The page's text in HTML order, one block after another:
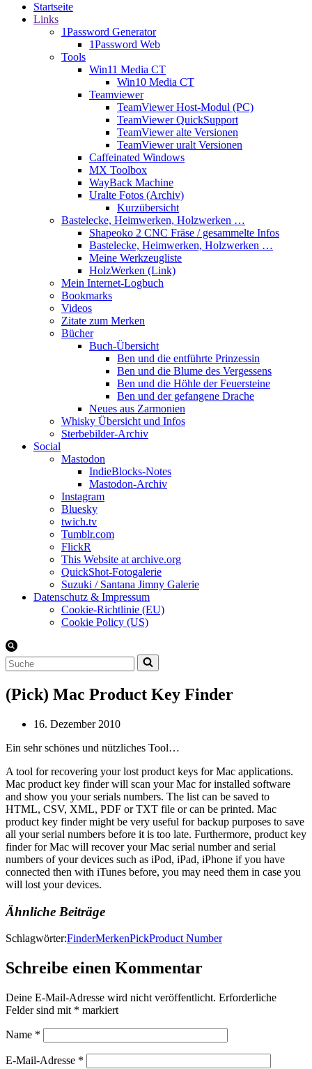
Startseite
Links
1Password Generator
1Password Web
Tools
Win11 Media CT
Win10 Media CT
Teamviewer
TeamViewer Host-Modul (PC)
TeamViewer QuickSupport
TeamViewer alte Versionen
TeamViewer uralt Versionen
Caffeinated Windows
MX Toolbox
WayBack Machine
Uralte Fotos (Archiv)
Kurzübersicht
Bastelecke, Heimwerken, Holzwerken …
Shapeoko 2 CNC Fräse / gesammelte Infos
Bastelecke, Heimwerken, Holzwerken …
Meine Werkzeugliste
HolzWerken (Link)
Mein Internet-Logbuch
Bookmarks
Videos
Zitate zum Merken
Bücher
Buch-Übersicht
Ben und die entführte Prinzessin
Ben und die Blume des Vergessens
Ben und die Höhle der Feuersteine
Ben und der gefangene Drache
Neues aus Zarmonien
Whisky Übersicht und Infos
Sterbebilder-Archiv
Social
Mastodon
IndieBlocks-Notes
Mastodon-Archiv
Instagram
Bluesky
twich.tv
Tumblr.com
FlickR
This Website at archive.org
QuickShot-Fotogalerie
Suzuki / Santana Jimny Galerie
Datenschutz & Impressum
Cookie-Richtlinie (EU)
Cookie Policy (US)
Suchen
nach …
(Pick) Mac Product Key Finder
16. Dezember 2010
Ein sehr schönes und nützliches Tool…
A tool for recovering your lost product keys for Mac applications.
Mac product key finder will scan your Mac for installed software
and show you your serials numbers. The list can be saved to
HTML, CSV, XML, PDF or TXT file or can be printed. Mac
product key finder might be very useful for backup purposes to save
all your serial numbers before it is too late. Furthermore, product key
finder for Mac will recover your Mac serial number and serial
numbers of your devices such as iPod, iPad, iPhone if you have
connected then with iTunes before, you may need them in case you
will lost your devices.
Ähnliche Beiträge
Schlagwörter:FinderMerkenPickProduct Number
Schreibe einen Kommentar
Deine E-Mail-Adresse wird nicht veröffentlicht. Erforderliche
Felder sind mit * markiert
Name *
E-Mail-Adresse *